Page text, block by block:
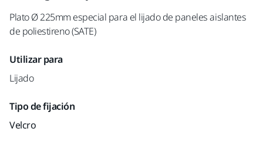
Plato Ø 225mm especial para el lijado de paneles aislantes
de poliestireno (SATE)
Utilizar para
Lijado
Tipo de fijación
Velcro